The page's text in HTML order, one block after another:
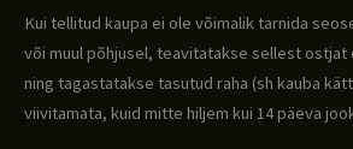
Kui tellitud kaupa ei ole võimalik tarnida
või muul põhjusel, teavitatakse sellest ostjat
ning tagastatakse tasutud raha (sh kauba
viivitamata, kuid mitte hiljem kui 14 päeva